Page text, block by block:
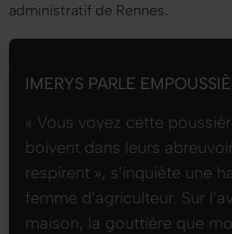
administratif de Rennes.
IMERYS PARLE
« Vous voyez cette
boivent dans leurs
respirent », s’inquiète une
femme d’agriculteur. Sur
maison, la gouttière que